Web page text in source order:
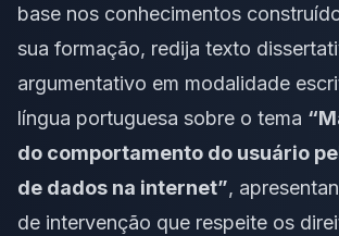
base nos conhecimentos
sua formação, redija texto
argumentativo em modalidade
língua portuguesa sobre o tema “
do comportamento do usuário
de dados na internet”,
de intervenção que respeite os